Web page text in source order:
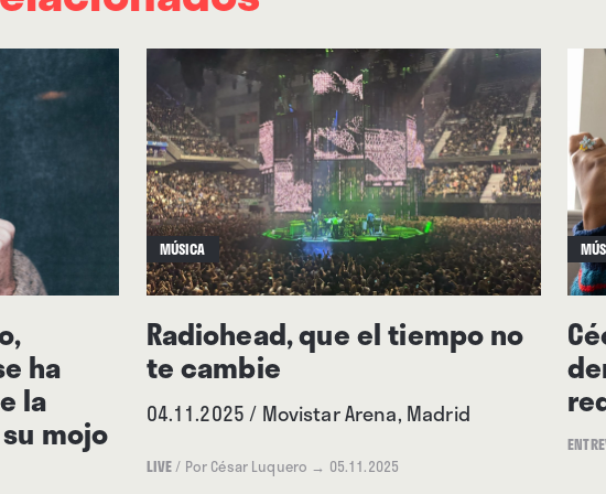
ha
la
mojo
MÚSICA
Radiohead, que el tiempo no
te cambie
04.11.2025 / Movistar Arena, Madrid
LIVE/ Por César Luquero → 05.11.2025